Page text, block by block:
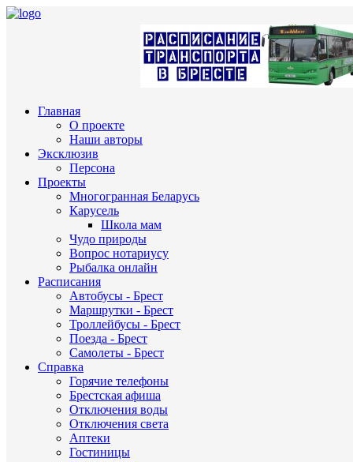
Главная
О проекте
Наши авторы
Эксклюзив
Персона
Проекты
Многогранная Беларусь
Карусель
Школа мам
Чудо природы
Вопрос нотариусу
Рыбалка онлайн
Расписания
Автобусы - Брест
Маршрутки - Брест
Троллейбусы - Брест
Поезда - Брест
Самолеты - Брест
Справка
Горячие телефоны
Брестская афиша
Отключения воды
Отключения света
Аптеки
Гостиницы